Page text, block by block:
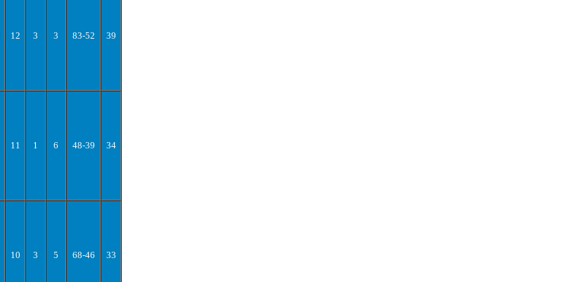
12 3 3 83-52 39
11 1 6 48-39 34
10 3 5 68-46 33